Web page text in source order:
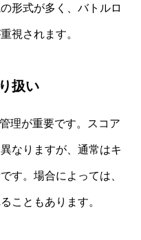
形式が多く、バトルロ
視されます。
扱い
理が重要です。スコア
なりますが、通常はキ
す。場合によっては、
こともあります。